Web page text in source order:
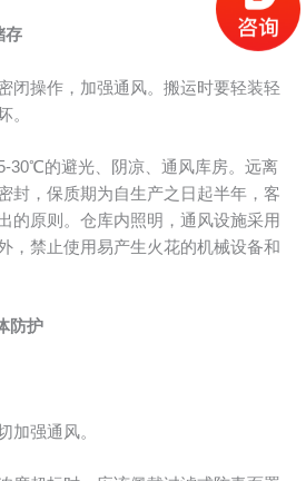
存
闭操作，加强通风。搬运时要轻装轻
。
30℃的避光、阴凉、通风库房。远离
封，保质期为自生产之日起半年，客
的原则。仓库内照明，通风设施采用
，禁止使用易产生火花的机械设备和
防护
加强通风。